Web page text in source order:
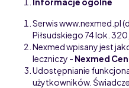
Serwis www.nexmed.pl
Piłsudskiego 74 lok.
Nexmed wpisany jest
leczniczy - Nexmed
Udostępnianie
użytkowników.